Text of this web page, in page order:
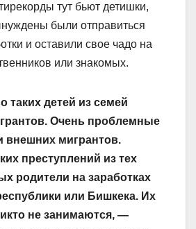
тут бьют детишки,
были отправиться
и оставили свое чадо на
или знакомых.
детей из семей
Очень проблемные
внешних мигрантов.
преступлений из тех
родители на заработках
или Бишкека. Их
не занимаются, —